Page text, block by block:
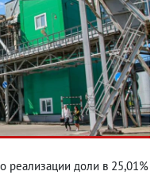
реализации доли в 25,01%